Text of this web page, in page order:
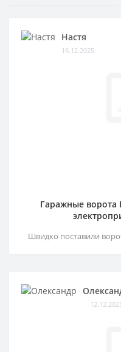
Настя
16.12.2025
Гаражные ворота
Швидко поставили